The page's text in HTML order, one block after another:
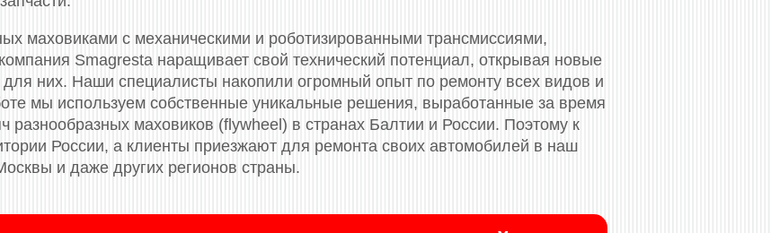
маховиками c механическими и роботизированными трансмиссиями,
Smagresta наращивает свой технический потенциал, открывая новые
для них. Наши специалисты накопили огромный опыт по ремонту всех видов и
мы используем собственные уникальные решения, выработанные за время
разнообразных маховиков (flywheel) в странах Балтии и России. Поэтому к
России, а клиенты приезжают для ремонта своих автомобилей в наш
и даже других регионов страны.